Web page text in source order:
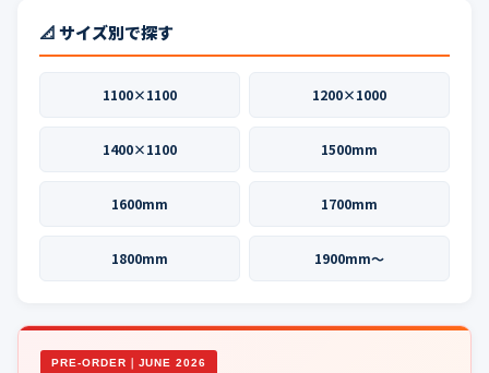
📐 サイズ別で探す
1100×1100 1200×1000
1400×1100 1500mm
1600mm 1700mm
1800mm 1900mm〜
PRE-ORDER｜JUNE 2026